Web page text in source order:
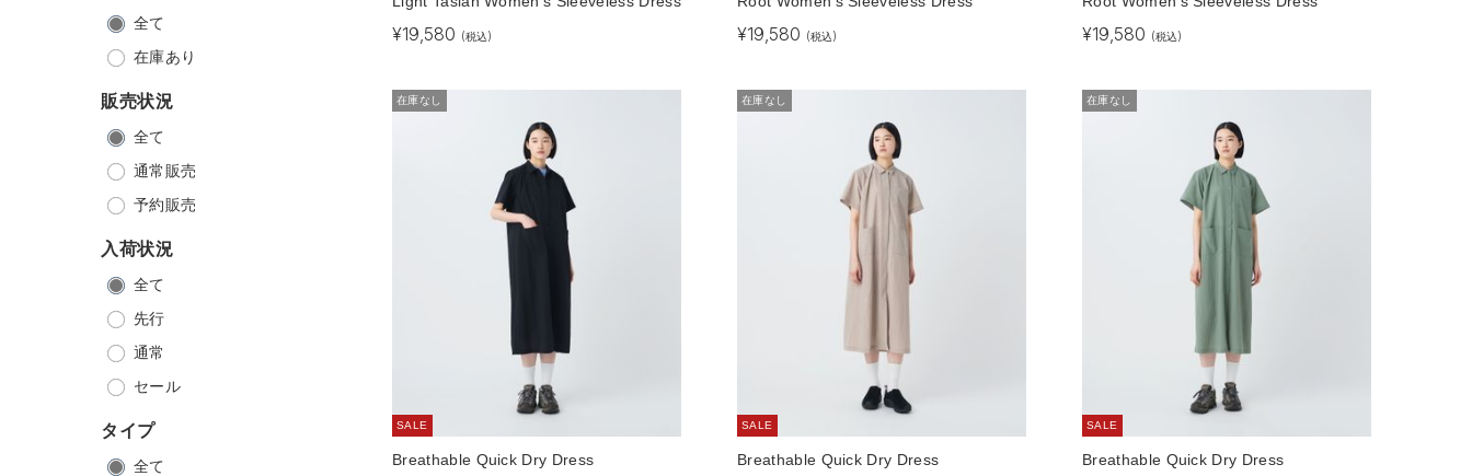
全て
在庫あり
販売状況
全て
通常販売
予約販売
入荷状況
全て
先行
通常
セール
タイプ
全て
¥19,580 (税込) ¥19,580 (税込) ¥19,580 (税込)
在庫なし
SALE
Breathable Quick Dry Dress
在庫なし
SALE
Breathable Quick Dry Dress
在庫なし
SALE
Breathable Quick Dry Dress